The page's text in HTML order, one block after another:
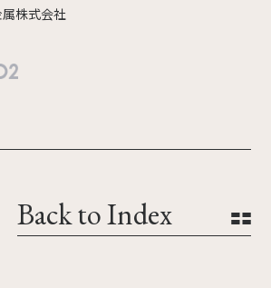
属株式会社
Back to Index